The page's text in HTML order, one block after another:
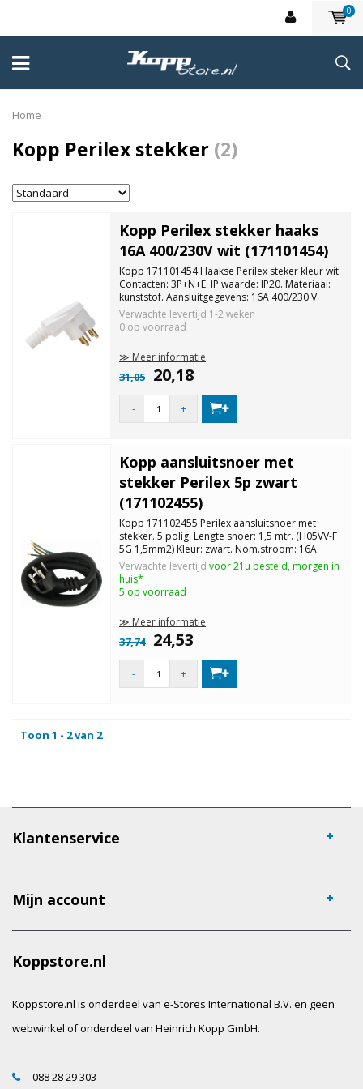
0
Home
Kopp Perilex stekker (2)
Kopp Perilex stekker haaks
16A 400/230V wit (171101454)
Kopp 171101454 Haakse Perilex steker kleur wit.
Contacten: 3P+N+E. IP waarde: IP20. Materiaal:
kunststof. Aansluitgegevens: 16A 400/230 V.
Verwachte levertijd 1-2 weken
0 op voorraad
≫ Meer informatie
31,05 20,18
- +
Kopp aansluitsnoer met
stekker Perilex 5p zwart
(171102455)
Kopp 171102455 Perilex aansluitsnoer met
stekker. 5 polig. Lengte snoer: 1,5 mtr. (H05VV-F
5G 1,5mm2) Kleur: zwart. Nom.stroom: 16A.
Verwachte levertijd voor 21u besteld, morgen in
huis*
5 op voorraad
≫ Meer informatie
37,74 24,53
- +
Toon 1 - 2 van 2
Klantenservice
Mijn account
Koppstore.nl
Koppstore.nl is onderdeel van e-Stores International B.V. en geen
webwinkel of onderdeel van Heinrich Kopp GmbH.
088 28 29 303